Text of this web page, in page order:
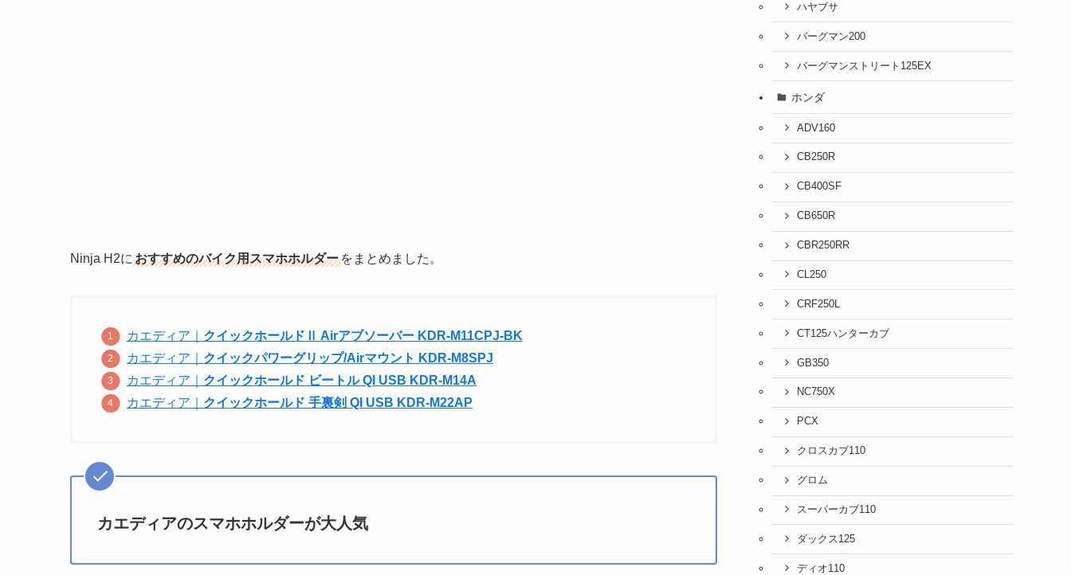
Ninja H2に おすすめのバイク用スマホホルダー をまとめました。
カエディア｜ クイックホールドⅡ Airアブソーバー KDR-M11CPJ-BK
カエディア｜ クイックパワーグリップ/Airマウント KDR-M8SPJ
カエディア｜ クイックホールド ビートル QI USB KDR-M14A
カエディア｜ クイックホールド 手裏剣 QI USB KDR-M22AP
カエディアのスマホホルダーが大人気
ハヤブサ
バーグマン200
バーグマンストリート125EX
ホンダ
ADV160
CB250R
CB400SF
CB650R
CBR250RR
CL250
CRF250L
CT125ハンターカブ
GB350
NC750X
PCX
クロスカブ110
グロム
スーパーカブ110
ダックス125
ディオ110